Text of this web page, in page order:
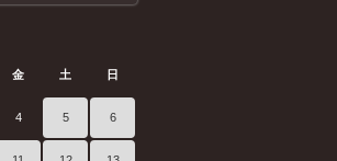
金 土 日
4 5 6